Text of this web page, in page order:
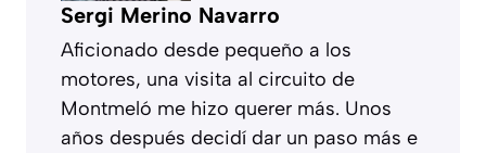
Sergi Merino Navarro
Aficionado desde pequeño a los
motores, una visita al circuito de
Montmeló me hizo querer más. Unos
años después decidí dar un paso más e